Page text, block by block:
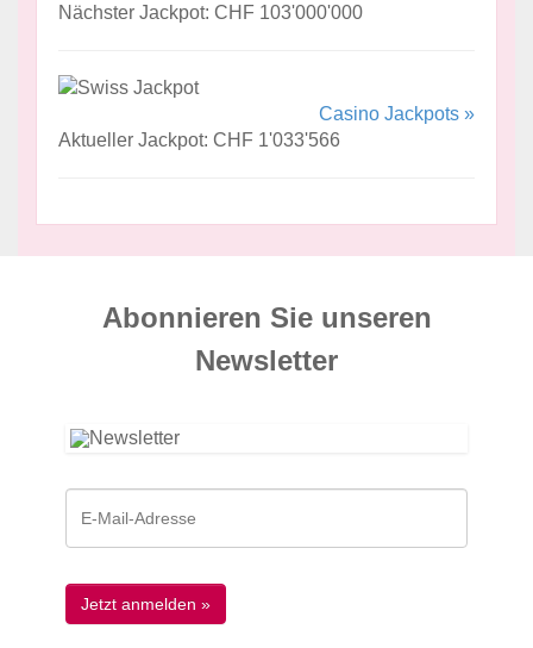
Nächster Jackpot: CHF 103'000'000
Casino Jackpots »
Aktueller Jackpot: CHF 1'033'566
Abonnieren Sie unseren
News­letter